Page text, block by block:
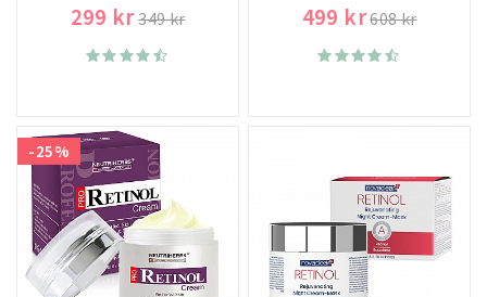
299 kr349 kr 499 kr608 kr
-25%